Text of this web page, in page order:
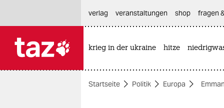
themen
verlag
veranstaltungen shop fragen
krieg in der ukraine hitze
Startseite Politik Europa